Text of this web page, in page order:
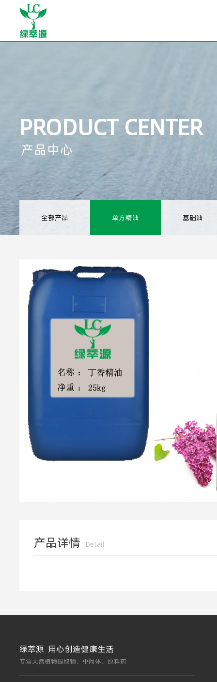
PRODUCT CENTER
产品中心
全部产品 单方精油 基础油
产品详情 Detail
绿萃源 用心创造健康生活
专营天然植物提取物、中间体、原料药